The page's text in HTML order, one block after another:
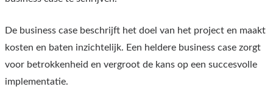
De business case beschrijft het doel van het project en maakt
kosten en baten inzichtelijk. Een heldere business case zorgt
voor betrokkenheid en vergroot de kans op een succesvolle
implementatie.